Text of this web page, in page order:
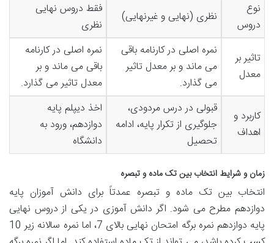
نوع
دروس
نظری (نهایی و غیرنهایی)
فقط دروس نهایی
نظری
تاثیر بر
معدل
نمره اصلی در کارنامه باقی
می ماند و بر معدل تاثیر
می گذارد.
نمره اصلی در کارنامه
باقی می ماند و بر
معدل تاثیر می گذارد.
کاربرد و
اهداف
قبولی در درس مردودی،
جلوگیری از تکرار پایه، ادامه
تحصیل
اخذ دیپلم پایه
دوازدهم، ورود به
دانشگاه
زمان و شرایط انتخاب بین تک ماده و تبصره
انتخاب بین تک ماده و تبصره عمدتاً برای دانش آموزان پایه
دوازدهم مطرح می شود. اگر دانش آموزی در یکی از دروس نهایی
پایه دوازدهم نمره برگه امتحان نهایی بالای 7، اما نمره سالانه زیر 10